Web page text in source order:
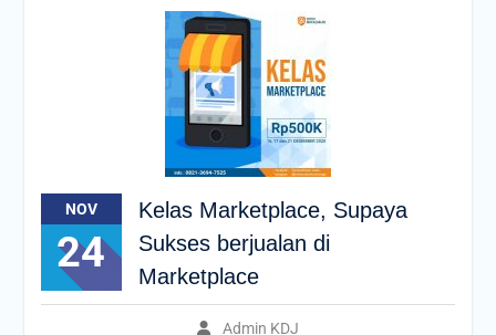
NOV
24
Kelas Marketplace, Supaya
Sukses berjualan di
Marketplace
Admin KDJ